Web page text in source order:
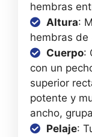
hembras
Altura:
hembras de
Cuerpo:
con un
superior
potente y
ancho,
Pelaje: